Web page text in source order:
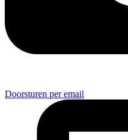
Doorsturen per email